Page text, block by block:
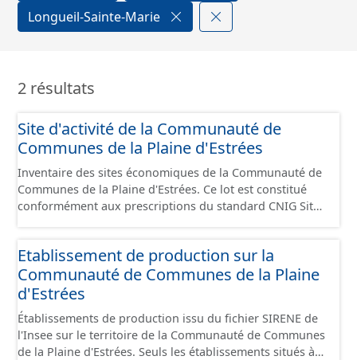
Longueil-Sainte-Marie
2 résultats
Site d'activité de la Communauté de
Communes de la Plaine d'Estrées
Inventaire des sites économiques de la Communauté de
Communes de la Plaine d'Estrées. Ce lot est constitué
conformément aux prescriptions du standard CNIG Sites
Etablissement de production sur la
Communauté de Communes de la Plaine
d'Estrées
Établissements de production issu du fichier SIRENE de
l'Insee sur le territoire de la Communauté de Communes
de la Plaine d'Estrées. Seuls les établissements situés à